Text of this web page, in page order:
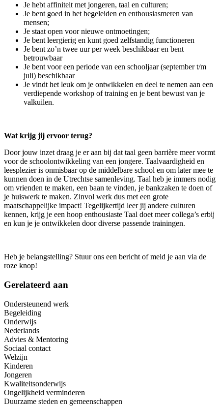
Je hebt affiniteit met jongeren, taal en culturen;
Je bent goed in het begeleiden en enthousiasmeren van
mensen;
Je staat open voor nieuwe ontmoetingen;
Je bent leergierig en kunt goed zelfstandig functioneren
Je bent zo’n twee uur per week beschikbaar en bent
betrouwbaar
Je bent voor een periode van een schooljaar (september t/m
juli) beschikbaar
Je vindt het leuk om je ontwikkelen en deel te nemen aan een
verdiepende workshop of training en je bent bewust van je
valkuilen.
Wat krijg jij ervoor terug?
Door jouw inzet draag je er aan bij dat taal geen barrière meer vormt
voor de schoolontwikkeling van een jongere. Taalvaardigheid en
leesplezier is onmisbaar op de middelbare school en om later mee te
kunnen doen in de Utrechtse samenleving. Taal heb je immers nodig
om vrienden te maken, een baan te vinden, je bankzaken te doen of
je huiswerk te maken. Zinvol werk dus met een grote
maatschappelijke impact! Tegelijkertijd leer jij andere culturen
kennen, krijg je een hoop enthousiaste Taal doet meer collega’s erbij
en kun je je ontwikkelen door diverse passende trainingen.
Heb je belangstelling? Stuur ons een bericht of meld je aan via de
roze knop!
Gerelateerd aan
Ondersteunend werk
Begeleiding
Onderwijs
Nederlands
Advies & Mentoring
Sociaal contact
Welzijn
Kinderen
Jongeren
Kwaliteitsonderwijs
Ongelijkheid verminderen
Duurzame steden en gemeenschappen